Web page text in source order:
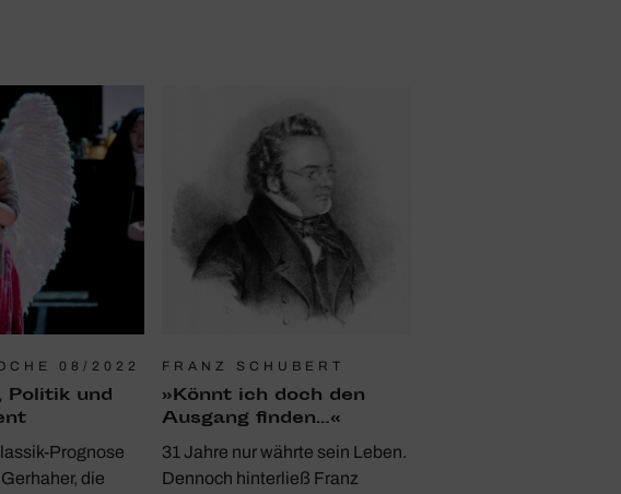
08/2022
Politik und
Prognose
die
FRANZ SCHUBERT
»Könnt ich doch den
Ausgang finden…«
31 Jahre nur währte sein Leben.
Dennoch hinterließ Franz